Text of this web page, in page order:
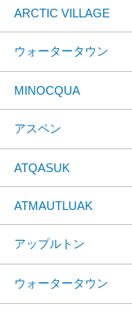
ARCTIC VILLAGE
ウォータータウン
MINOCQUA
アスペン
ATQASUK
ATMAUTLUAK
アップルトン
ウォータータウン